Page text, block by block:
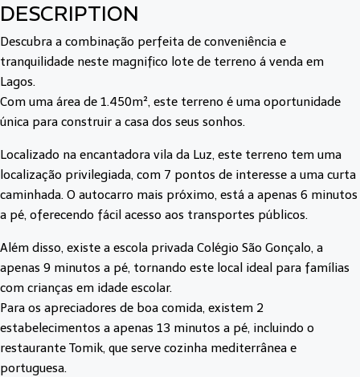
DESCRIPTION
Descubra a combinação perfeita de conveniência e
tranquilidade neste magnifico lote de terreno á venda em
Lagos.
Com uma área de 1.450m², este terreno é uma oportunidade
única para construir a casa dos seus sonhos.
Localizado na encantadora vila da Luz, este terreno tem uma
localização privilegiada, com 7 pontos de interesse a uma curta
caminhada. O autocarro mais próximo, está a apenas 6 minutos
a pé, oferecendo fácil acesso aos transportes públicos.
Além disso, existe a escola privada Colégio São Gonçalo, a
apenas 9 minutos a pé, tornando este local ideal para famílias
com crianças em idade escolar.
Para os apreciadores de boa comida, existem 2
estabelecimentos a apenas 13 minutos a pé, incluindo o
restaurante Tomik, que serve cozinha mediterrânea e
portuguesa.